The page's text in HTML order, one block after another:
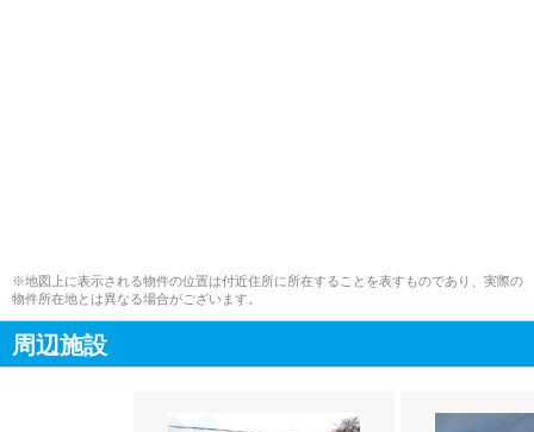
※地図上に表示される物件の位置は付近住所に所在することを表すものであり、実際の
物件所在地とは異なる場合がございます。
周辺施設